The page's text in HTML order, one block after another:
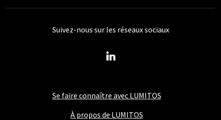
Se faire connaître avec LUMITOS
À propos de LUMITOS
Suivez-nous sur les réseaux sociaux